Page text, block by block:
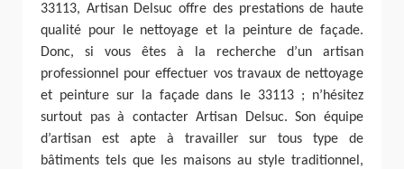
33113, Artisan Delsuc offre des prestations de haute
qualité pour le nettoyage et la peinture de façade.
Donc, si vous êtes à la recherche d’un artisan
professionnel pour effectuer vos travaux de nettoyage
et peinture sur la façade dans le 33113 ; n’hésitez
surtout pas à contacter Artisan Delsuc. Son équipe
d’artisan est apte à travailler sur tous type de
bâtiments tels que les maisons au style traditionnel,